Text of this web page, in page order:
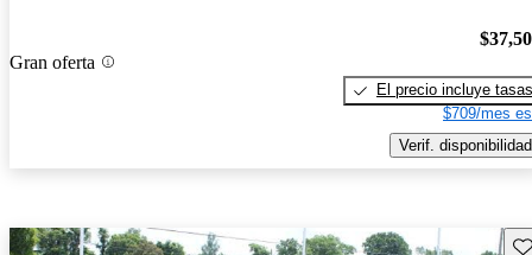
Gran oferta
El precio incluye tasas
$709/mes
Verif. disponibilidad